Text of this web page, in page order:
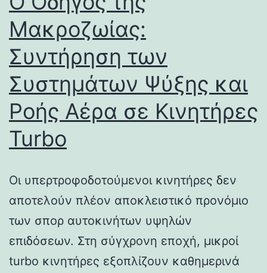
Μακροζωίας:
Συντήρηση των
Συστημάτων Ψύξης και
Ροής Αέρα σε Κινητήρες
Turbo
Οι υπερτροφοδοτούμενοι κινητήρες δεν
αποτελούν πλέον αποκλειστικό προνόμιο
των σπορ αυτοκινήτων υψηλών
επιδόσεων. Στη σύγχρονη εποχή, μικροί
turbo κινητήρες εξοπλίζουν καθημερινά